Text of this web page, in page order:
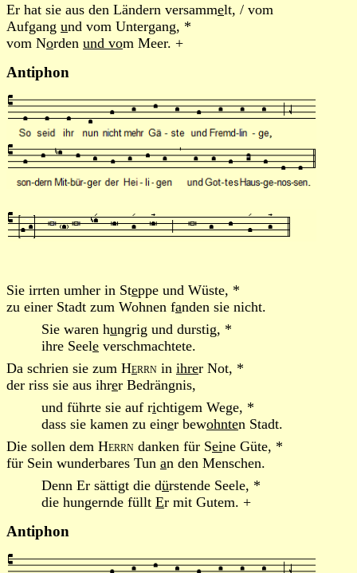
Er hat sie aus den Ländern versammelt, / vom
Aufgang und vom Untergang, *
vom Norden und vom Meer. +
Antiphon
Sie irrten umher in Steppe und Wüste, *
zu einer Stadt zum Wohnen fanden sie nicht.
Sie waren hungrig und durstig, *
ihre Seele verschmachtete.
Da schrien sie zum Herrn in ihrer Not, *
der riss sie aus ihrer Bedrängnis,
und führte sie auf richtigem Wege, *
dass sie kamen zu einer bewohnten Stadt.
Die sollen dem Herrn danken für Seine Güte, *
für Sein wunderbares Tun an den Menschen.
Denn Er sättigt die dürstende Seele, *
die hungernde füllt Er mit Gutem. +
Antiphon